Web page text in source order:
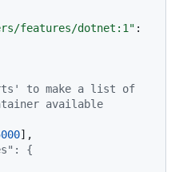
features/dotnet:1" :
to make a list of
available
] ,
{